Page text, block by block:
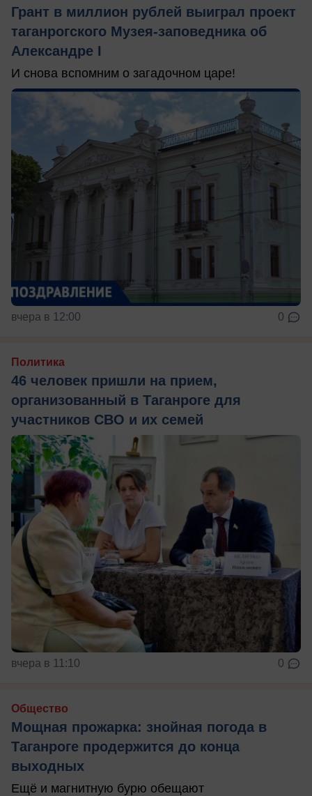
Грант в миллион рублей выиграл проект
таганрогского Музея-заповедника об
Александре I
И снова вспомним о загадочном царе!
вчера в 12:00 0
Политика
46 человек пришли на прием,
организованный в Таганроге для
участников СВО и их семей
вчера в 11:10 0
Общество
Мощная прожарка: знойная погода в
Таганроге продержится до конца
выходных
Ещё и магнитную бурю обещают